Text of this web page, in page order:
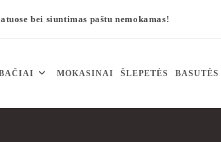
bei siuntimas paštu nemokamas!
MOKASINAI ŠLEPETĖS BASUTĖS